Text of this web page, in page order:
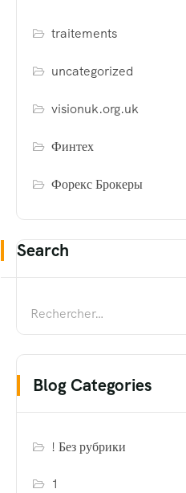
traitements
uncategorized
visionuk.org.uk
Финтех
Форекс Брокеры
Search
Blog Categories
! Без рубрики
1